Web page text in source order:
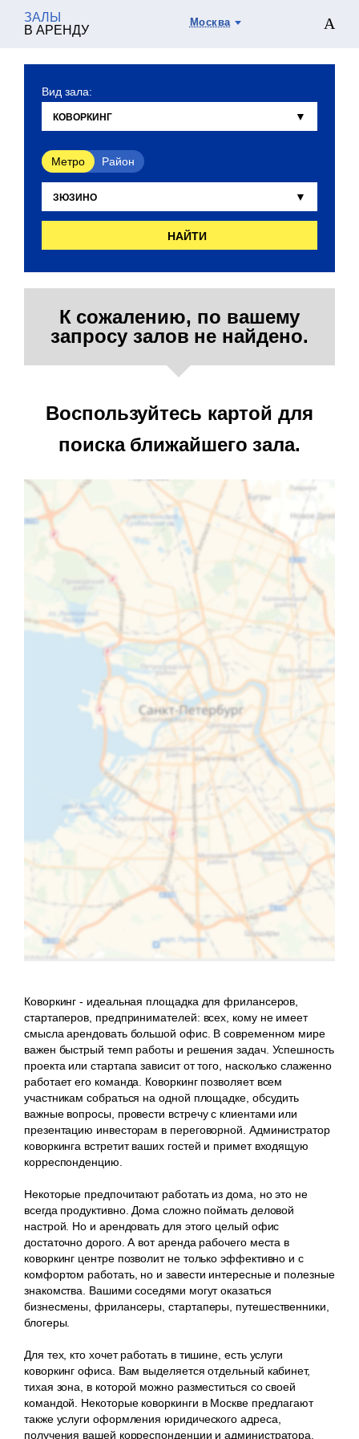
ЗАЛЫ
В АРЕНДУ
Москва
Вид зала:
Метро Район
НАЙТИ
К сожалению, по вашему
запросу залов не найдено.
Воспользуйтесь картой для
поиска ближайшего зала.
Коворкинг - идеальная площадка для фрилансеров,
стартаперов, предпринимателей: всех, кому не имеет
смысла арендовать большой офис. В современном мире
важен быстрый темп работы и решения задач. Успешность
проекта или стартапа зависит от того, насколько слаженно
работает его команда. Коворкинг позволяет всем
участникам собраться на одной площадке, обсудить
важные вопросы, провести встречу с клиентами или
презентацию инвесторам в переговорной. Администратор
коворкинга встретит ваших гостей и примет входящую
корреспонденцию.
Некоторые предпочитают работать из дома, но это не
всегда продуктивно. Дома сложно поймать деловой
настрой. Но и арендовать для этого целый офис
достаточно дорого. А вот аренда рабочего места в
коворкинг центре позволит не только эффективно и с
комфортом работать, но и завести интересные и полезные
знакомства. Вашими соседями могут оказаться
бизнесмены, фрилансеры, стартаперы, путешественники,
блогеры.
Для тех, кто хочет работать в тишине, есть услуги
коворкинг офиса. Вам выделяется отдельный кабинет,
тихая зона, в которой можно разместиться со своей
командой. Некоторые коворкинги в Москве предлагают
также услуги оформления юридического адреса,
получения вашей корреспонденции и администратора,